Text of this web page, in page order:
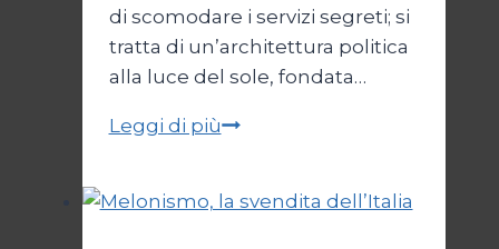
di scomodare i servizi segreti; si
tratta di un’architettura politica
alla luce del sole, fondata…
Leggi di piùI